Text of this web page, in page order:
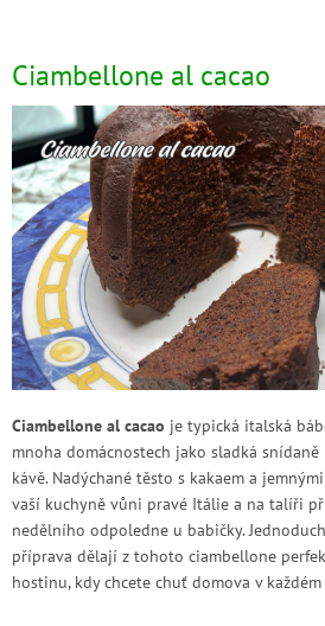
Ciambellone al cacao
Ciambellone al cacao je typická italská
mnoha domácnostech jako sladká
kávě. Nadýchané těsto s kakaem a
vaší kuchyně vůni pravé Itálie a na talíři
nedělního odpoledne u babičky.
příprava dělají z tohoto ciambellone
hostinu, kdy chcete chuť domova v